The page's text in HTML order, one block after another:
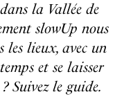
la Vallée de
slowUp nous
les lieux, avec un
et se laisser
Suivez le guide.